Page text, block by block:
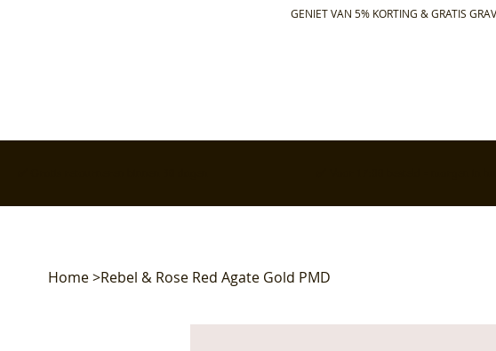
GENIET VAN 5% KORTING & GRATIS
Home>Rebel & Rose Red Agate Gold PMD